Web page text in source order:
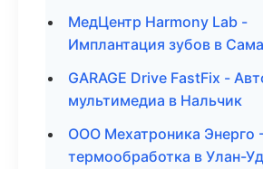
МедЦентр Harmony Lab -
Имплантация зубов в
GARAGE Drive FastFix -
мультимедиа в Нальчик
ООО Мехатроника Энерго
термообработка в Улан-